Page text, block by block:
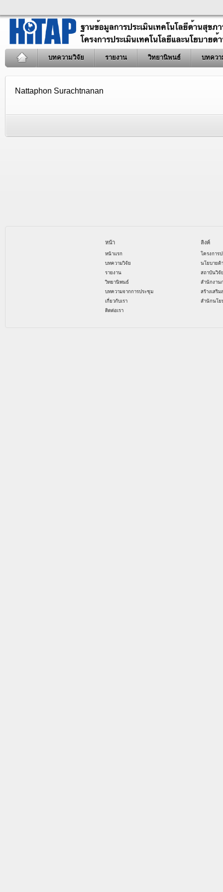
บทความวิจัย รายงาน วิทยานิพนธ์ บทควา
Nattaphon Surachtnanan
หน้า
หน้าแรก
บทความวิจัย
รายงาน
วิทยานิพนธ์
บทความจากการประชุม
เกี่ยวกับเรา
ติดต่อเรา
ลิงค์
โครงการ
นโยบายด้
สถาบันวิจั
สำนักงาน
สร้างเสริ
สำนักนโย